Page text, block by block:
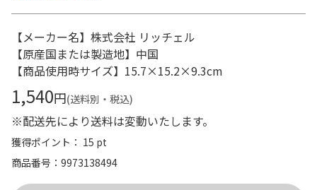
【メーカー名】株式会社 リッチェル
【原産国または製造地】中国
【商品使用時サイズ】15.7×15.2×9.3cm
1,540円(送料別・税込)
※配送先により送料は変動いたします。
獲得ポイント： 15 pt
商品番号
9973138494